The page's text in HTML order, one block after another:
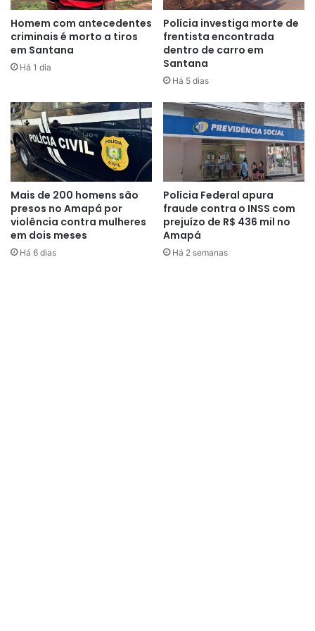
Homem com antecedentes
criminais é morto a tiros
em Santana
Há 1 dia
Polícia investiga morte de
frentista encontrada
dentro de carro em
Santana
Há 5 dias
Mais de 200 homens são
presos no Amapá por
violência contra mulheres
em dois meses
Há 6 dias
Polícia Federal apura
fraude contra o INSS com
prejuízo de R$ 436 mil no
Amapá
Há 2 semanas